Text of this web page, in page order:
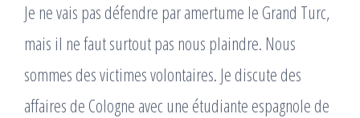
Je ne vais pas défendre par amertume le Grand Turc,
mais il ne faut surtout pas nous plaindre. Nous
sommes des victimes volontaires. Je discute des
affaires de Cologne avec une étudiante espagnole de